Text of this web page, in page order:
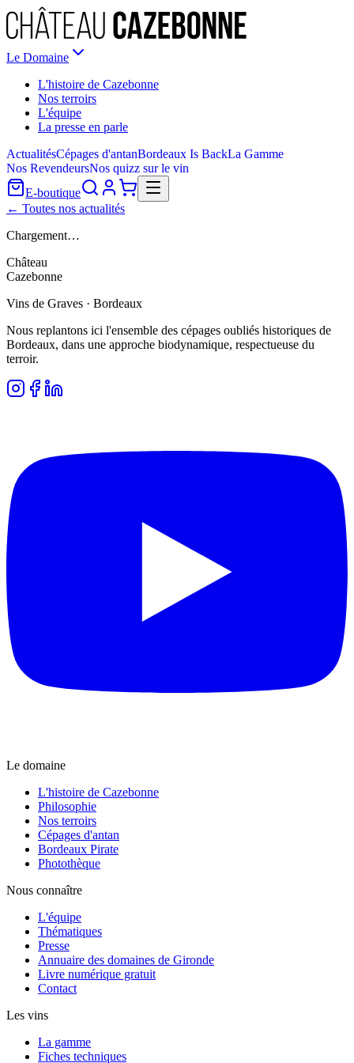
Le Domaine
L'histoire de Cazebonne
Nos terroirs
L'équipe
La presse en parle
ActualitésCépages d'antanBordeaux Is BackLa Gamme
Nos RevendeursNos quizz sur le vin
E-boutique
← Toutes nos actualités
Chargement…
Château
Cazebonne
Vins de Graves · Bordeaux
Nous replantons ici l'ensemble des cépages oubliés historiques de
Bordeaux, dans une approche biodynamique, respectueuse du
terroir.
Le domaine
L'histoire de Cazebonne
Philosophie
Nos terroirs
Cépages d'antan
Bordeaux Pirate
Photothèque
Nous connaître
L'équipe
Thématiques
Presse
Annuaire des domaines de Gironde
Livre numérique gratuit
Contact
Les vins
La gamme
Fiches techniques